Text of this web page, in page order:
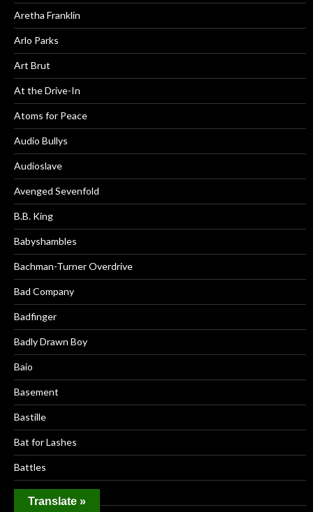
Aretha Franklin
Arlo Parks
Art Brut
At the Drive-In
Atoms for Peace
Audio Bullys
Audioslave
Avenged Sevenfold
B.B. King
Babyshambles
Bachman-Turner Overdrive
Bad Company
Badfinger
Badly Drawn Boy
Baio
Basement
Bastille
Bat for Lashes
Battles
Bauhaus
Translate »